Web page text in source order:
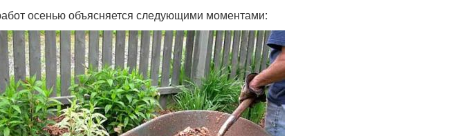
осенью объясняется следующими моментами: